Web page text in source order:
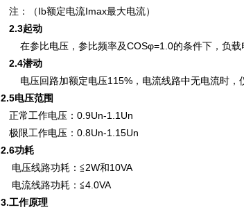
注：（Ib额定电流Imax最大电流）
2.3起动
在参比电压，参比频率及COSφ=1.0的条件下，负载
2.4潜动
电压回路加额定电压115%，电流线路中无电流时，
2.5电压范围
正常工作电压：0.9Un-1.1Un
极限工作电压：0.8Un-1.15Un
2.6功耗
电压线路功耗：≦2W和10VA
电流线路功耗：≦4.0VA
3.工作原理